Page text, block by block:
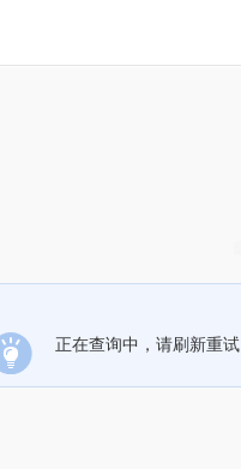
正在查询中，请刷新重试